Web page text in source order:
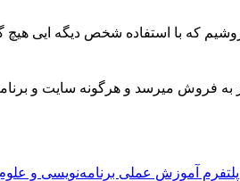
که با استفاده شخص دیگه ایی
به فروش میرسد و هرگونه سایت و